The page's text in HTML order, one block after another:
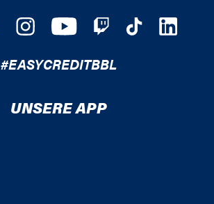
#EASYCREDITBBL
UNSERE APP